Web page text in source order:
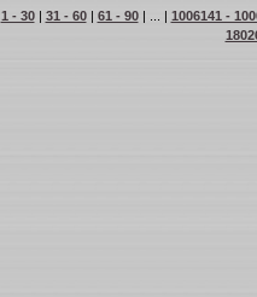
1 - 30| 31 - 60| 61 - 90| ... | 1006141 -